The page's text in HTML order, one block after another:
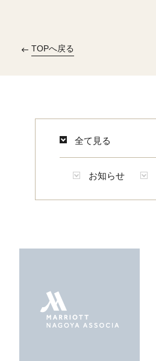
TOPへ戻る
全て見る
お知らせ